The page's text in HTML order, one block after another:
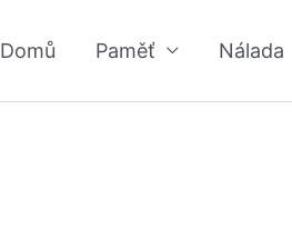
Domů Paměť Nálada